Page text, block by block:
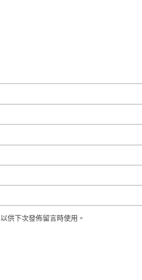
供下次發佈留言時使用。